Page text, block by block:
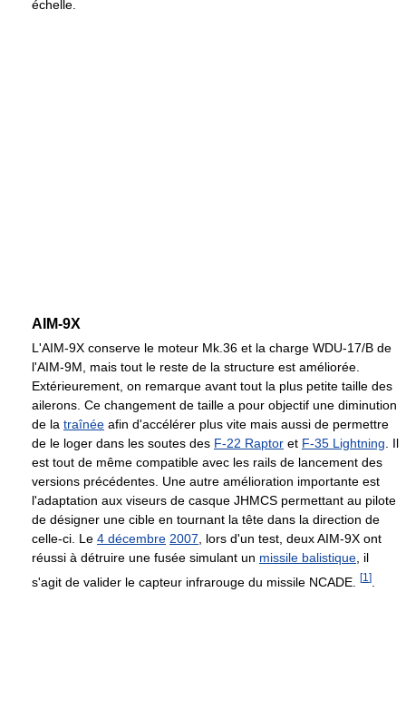
échelle.
AIM-9X
L'AIM-9X conserve le moteur Mk.36 et la charge WDU-17/B de
l'AIM-9M, mais tout le reste de la structure est améliorée.
Extérieurement, on remarque avant tout la plus petite taille des
ailerons. Ce changement de taille a pour objectif une diminution
de la traînée afin d'accélérer plus vite mais aussi de permettre
de le loger dans les soutes des F-22 Raptor et F-35 Lightning . Il
est tout de même compatible avec les rails de lancement des
versions précédentes. Une autre amélioration importante est
l'adaptation aux viseurs de casque JHMCS permettant au pilote
de désigner une cible en tournant la tête dans la direction de
celle-ci. Le 4 décembre 2007 , lors d'un test, deux AIM-9X ont
réussi à détruire une fusée simulant un missile balistique , il
s'agit de valider le capteur infrarouge du missile NCADE.
[1 ]